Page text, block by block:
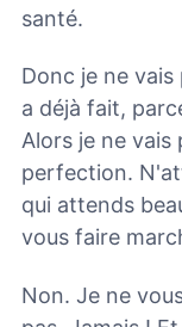
santé.
Donc je ne
a déjà fait,
Alors je ne vais
perfection.
qui attends
vous faire
Non. Je ne